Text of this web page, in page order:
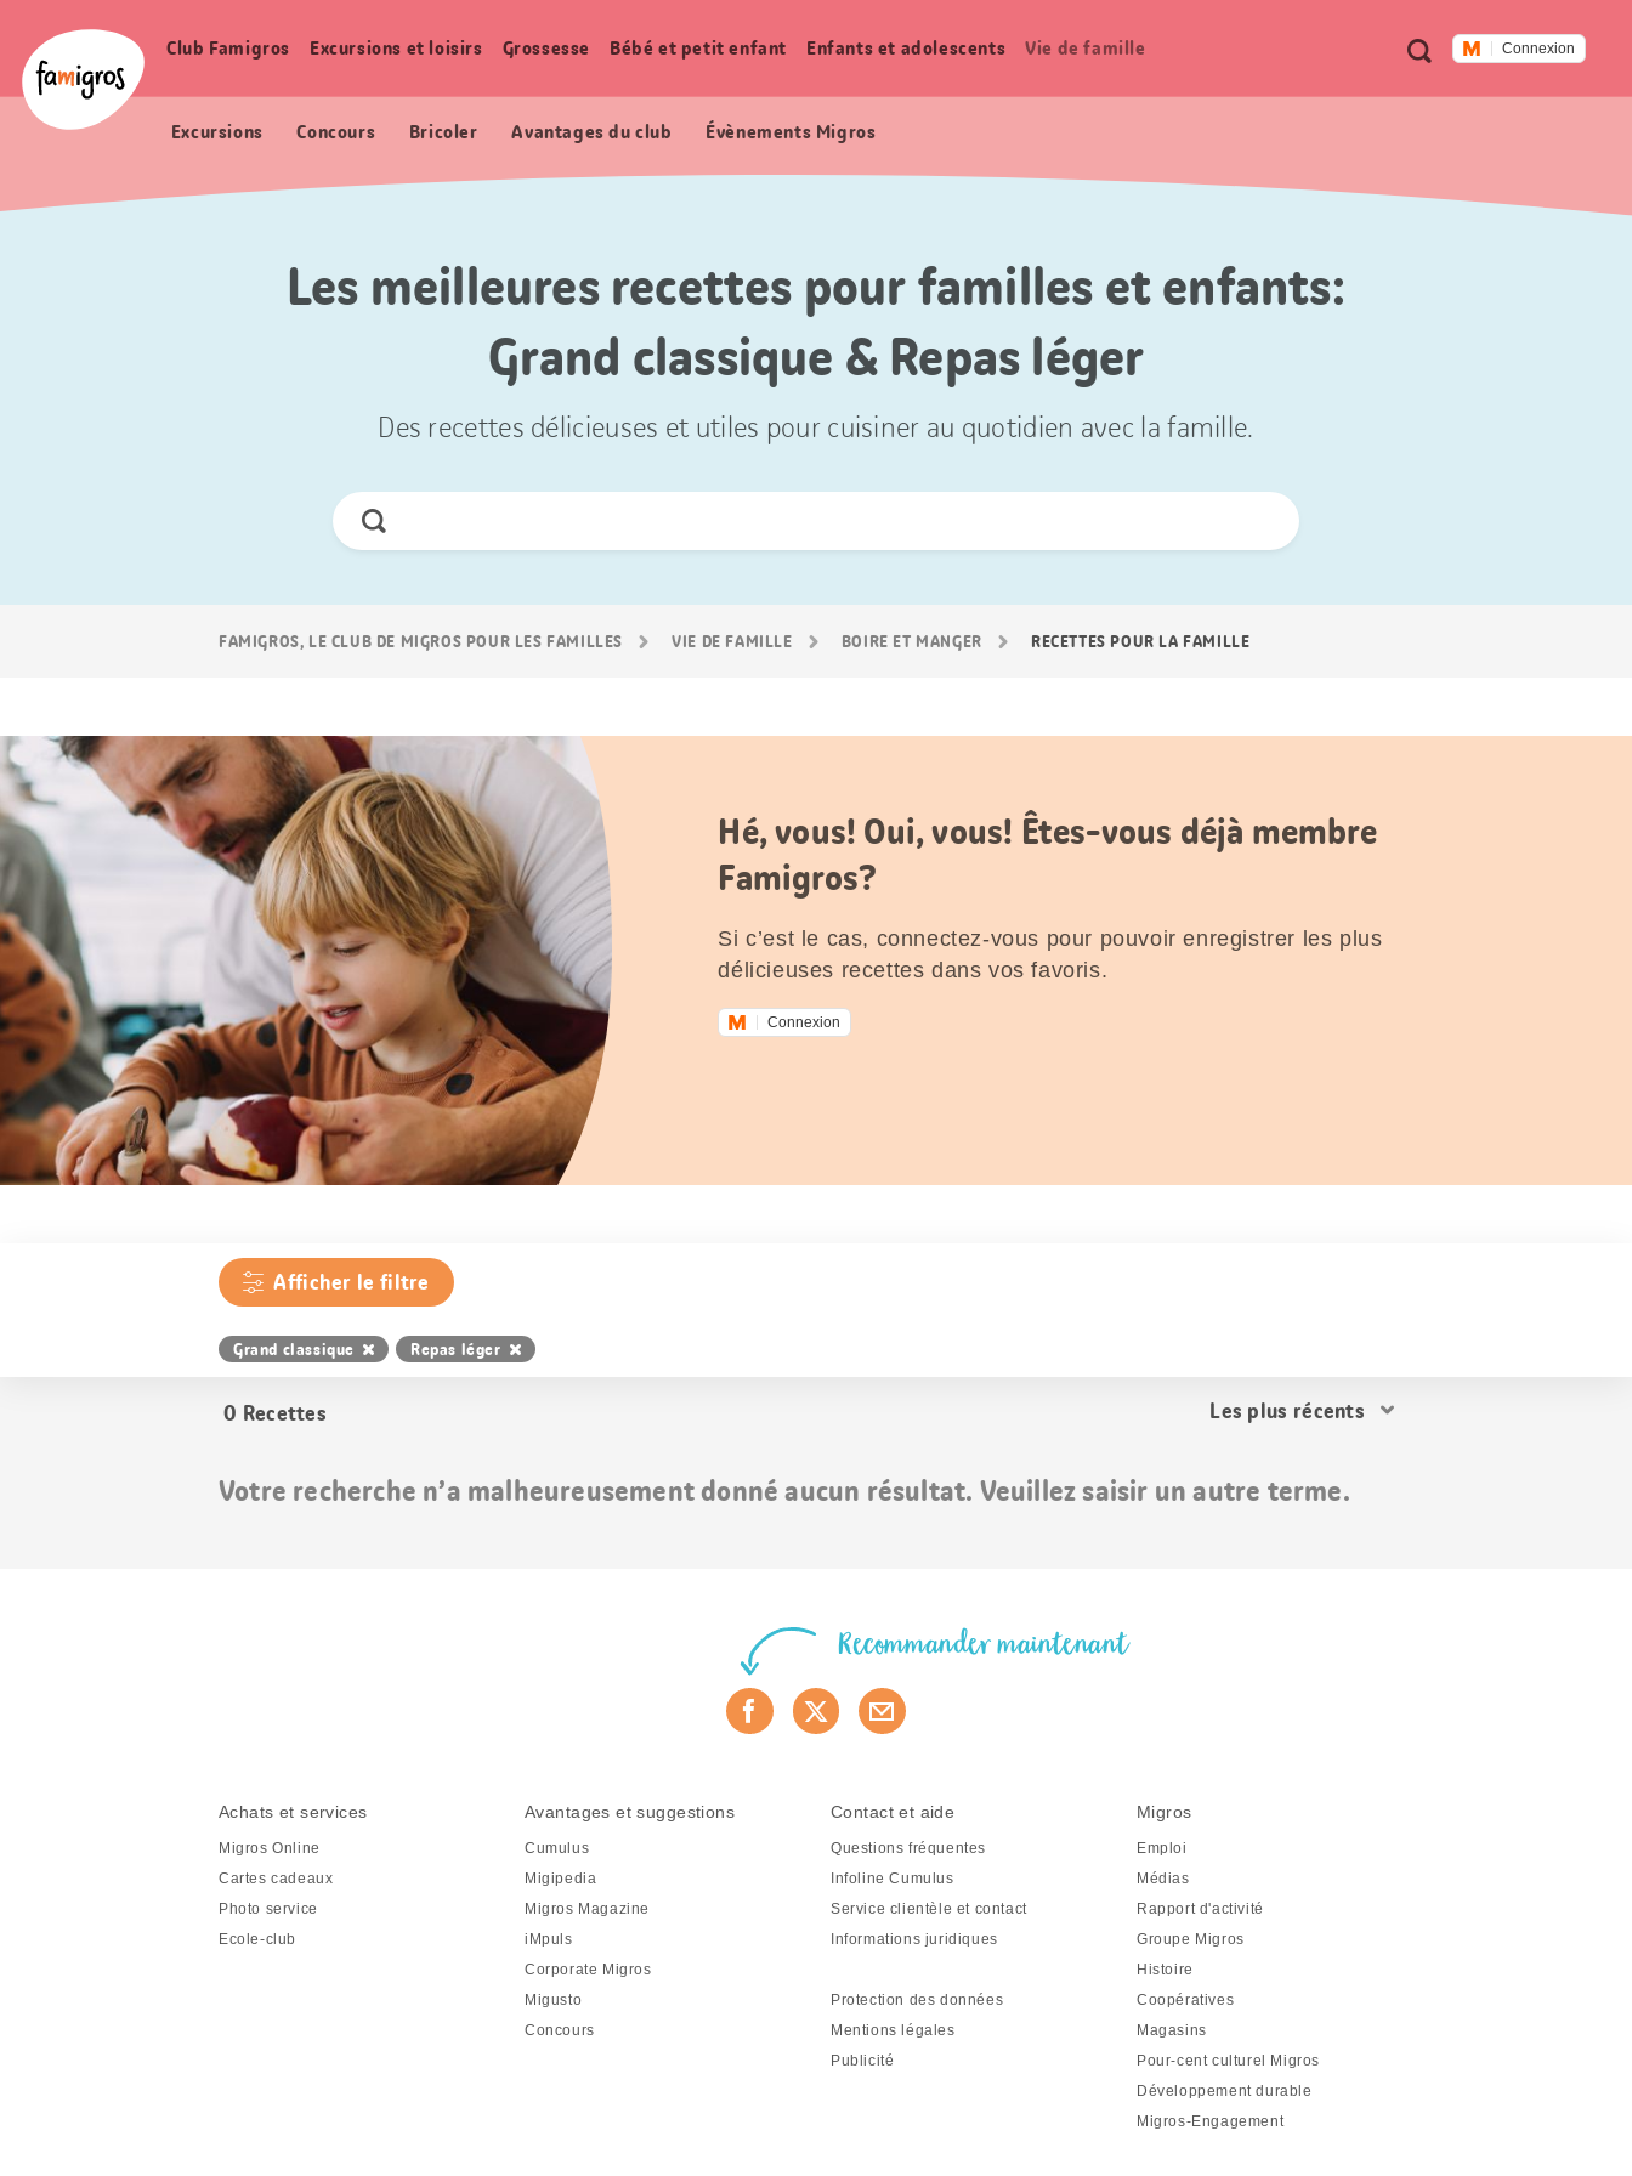
navigation
Logo
Métanavigation
RechercheConnexion
Navigation
Club Famigros Excursions et loisirs Grossesse Bébé et petit enfant Enfants et adolescents Vie de famille
Excursions Concours Bricoler Avantages du club Évènements Migros
Les meilleures recettes pour familles et enfants:
Grand classique & Repas léger
Des recettes délicieuses et utiles pour cuisiner au quotidien avec la famille.
Chercher
FAMIGROS, LE CLUB DE MIGROS POUR LES FAMILLES VIE DE FAMILLE BOIRE ET MANGER RECETTES POUR LA FAMILLE
Hé, vous! Oui, vous! Êtes-vous déjà membre
Famigros?
Si c’est le cas, connectez-vous pour pouvoir enregistrer les plus
délicieuses recettes dans vos favoris.
Connexion
Afficher le filtre
Grand classique Repas léger
0 Recettes
Trier
Votre recherche n’a malheureusement donné aucun résultat. Veuillez saisir un autre terme.
Recommander maintenant
Achats et services
Migros Online
Cartes cadeaux
Photo service
Ecole-club
Avantages et suggestions
Cumulus
Migipedia
Migros Magazine
iMpuls
Corporate Migros
Migusto
Concours
Contact et aide
Questions fréquentes
Infoline Cumulus
Service clientèle et contact
Informations juridiques
Protection des données
Mentions légales
Publicité
Migros
Emploi
Médias
Rapport d'activité
Groupe Migros
Histoire
Coopératives
Magasins
Pour-cent culturel Migros
Développement durable
Migros-Engagement